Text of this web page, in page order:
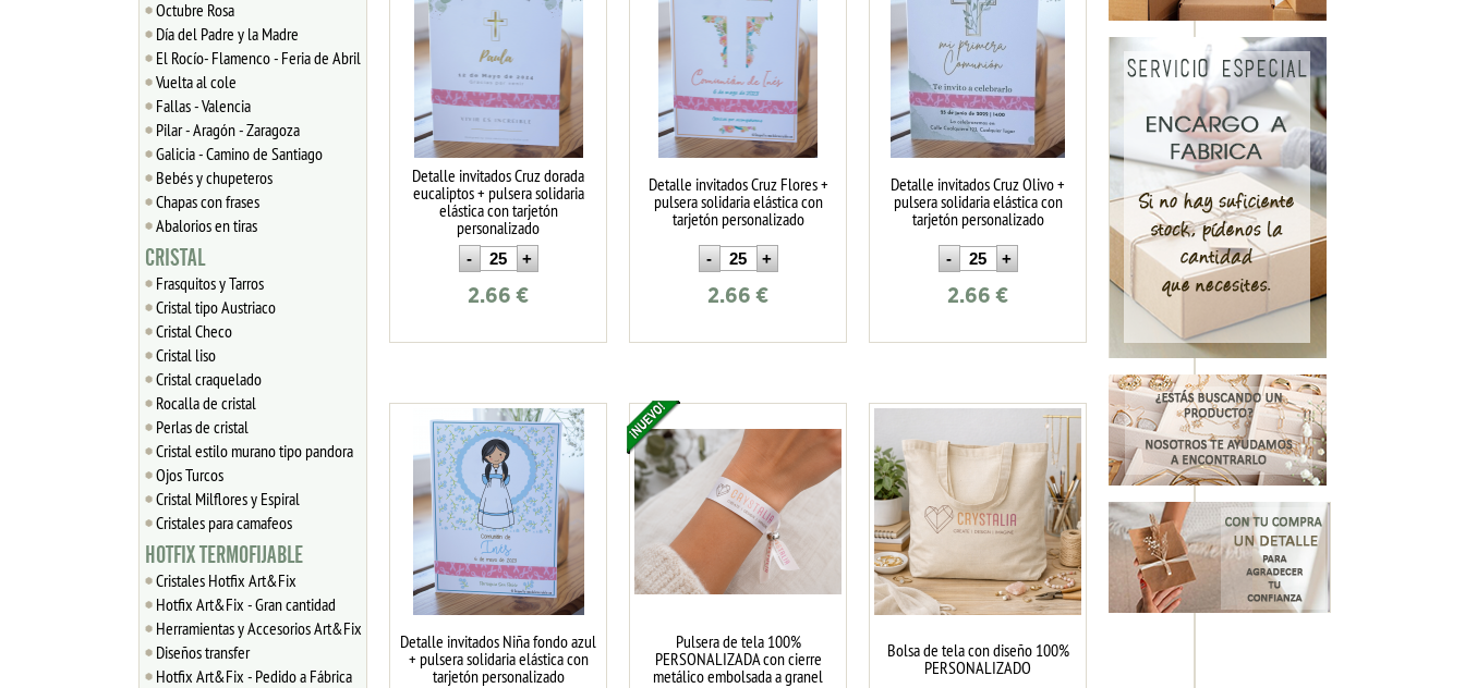
Octubre Rosa
Día del Padre y la Madre
El Rocío- Flamenco - Feria de Abril
Vuelta al cole
Fallas - Valencia
Pilar - Aragón - Zaragoza
Galicia - Camino de Santiago
Bebés y chupeteros
Chapas con frases
Abalorios en tiras
CRISTAL
Frasquitos y Tarros
Cristal tipo Austriaco
Cristal Checo
Cristal liso
Cristal craquelado
Rocalla de cristal
Perlas de cristal
Cristal estilo murano tipo pandora
Ojos Turcos
Cristal Milflores y Espiral
Cristales para camafeos
HOTFIX TERMOFIJABLE
Cristales Hotfix Art&Fix
Hotfix Art&Fix - Gran cantidad
Herramientas y Accesorios Art&Fix
Diseños transfer
Hotfix Art&Fix - Pedido a Fábrica
Detalle invitados Cruz dorada
eucaliptos + pulsera solidaria
elástica con tarjetón
personalizado
2.66 €
Detalle invitados Cruz Flores +
pulsera solidaria elástica con
tarjetón personalizado
2.66 €
Detalle invitados Cruz Olivo +
pulsera solidaria elástica con
tarjetón personalizado
2.66 €
Detalle invitados Niña fondo azul
+ pulsera solidaria elástica con
tarjetón personalizado
Pulsera de tela 100%
PERSONALIZADA con cierre
metálico embolsada a granel
Bolsa de tela con diseño 100%
PERSONALIZADO